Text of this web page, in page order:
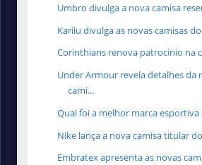
Umbro divulga a nova camisa
Karilu divulga as novas camisas
Corinthians renova patrocínio na
Under Armour revela detalhes da
cami...
Qual foi a melhor marca
Nike lança a nova camisa titular
Embratex apresenta as novas